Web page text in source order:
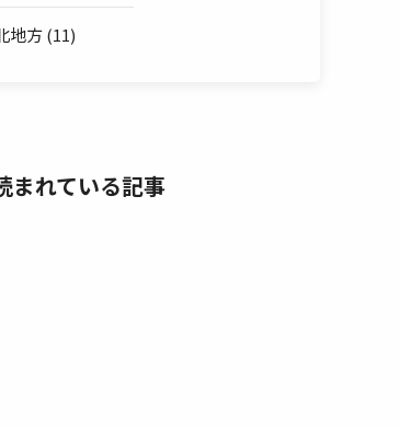
地方 (11)
まれている記事